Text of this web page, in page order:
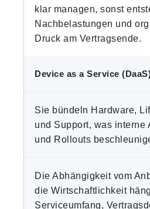
klar managen, sonst
Nachbelastungen und
Druck am Vertragsende.
Device as a Service
Sie bündeln Hardware,
und Support, was interne
und Rollouts
Die Abhängigkeit vom
die Wirtschaftlichkeit
Serviceumfang,